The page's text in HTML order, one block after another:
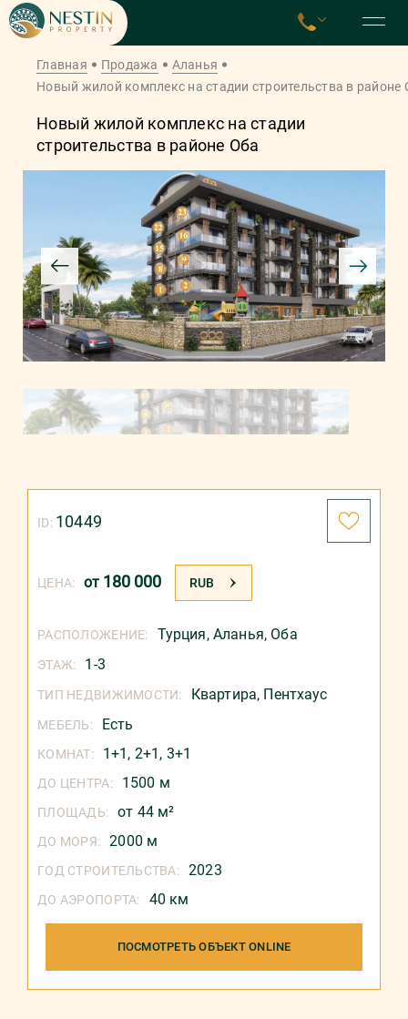
Главная Продажа
Аланья
Новый жилой комплекс на стадии строительства в районе
Новый жилой комплекс на стадии
строительства в районе Оба
ЦЕНА: от 180 000 RUB
ID: 10449
РАСПОЛОЖЕНИЕ: Турция, Аланья, Оба
ЭТАЖ: 1-3
ТИП НЕДВИЖИМОСТИ: Квартира, Пентхаус
МЕБЕЛЬ: Есть
КОМНАТ: 1+1, 2+1, 3+1
ДО ЦЕНТРА: 1500 м
ПЛОЩАДЬ: от 44 м²
ДО МОРЯ: 2000 м
ГОД СТРОИТЕЛЬСТВА: 2023
ДО АЭРОПОРТА: 40 км
ПОСМОТРЕТЬ ОБЪЕКТ ONLINE